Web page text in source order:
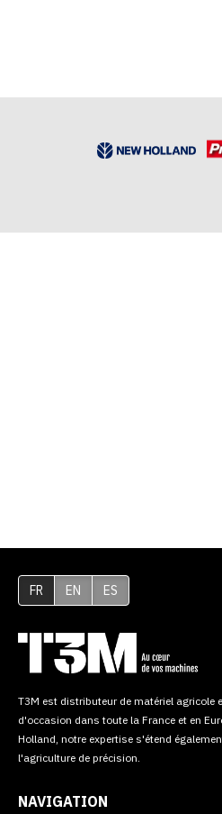
FR EN ES
T3M est distributeur de matériel agricole
d'occasion dans toute la France et en
Holland, notre expertise s'étend
l'agriculture de précision.
NAVIGATION